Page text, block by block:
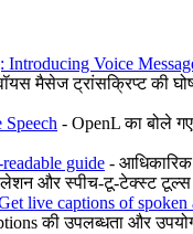
Voice
मैसेज ट्रांसक्रिप्ट की
Speech - OpenL का बोले
guide -
और स्पीच-टू-टेक्स्ट टूल्स
live captions of spoken
की उपलब्धता और